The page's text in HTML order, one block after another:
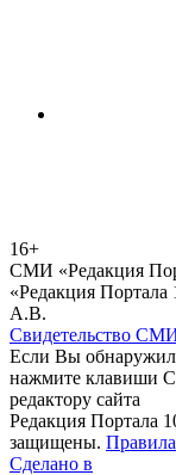
16+
СМИ «Редакция
«Редакция
А.В.
Свидетельство
Если Вы
нажмите клавиши
редактору сайта
Редакция Портала
защищены.
Сделано в